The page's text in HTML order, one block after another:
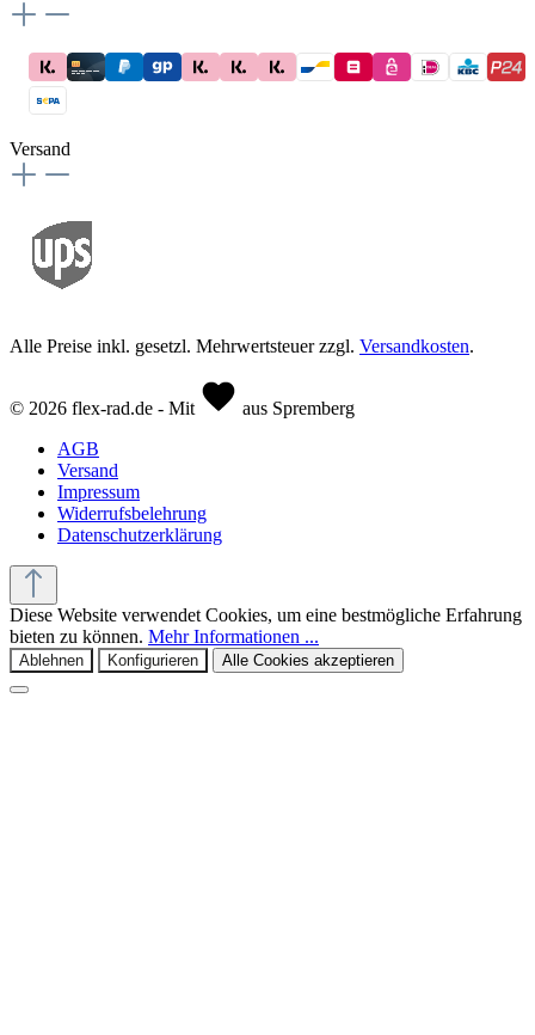
Versand
Alle Preise inkl. gesetzl. Mehrwertsteuer zzgl. Versandkosten.
© 2026 flex-rad.de - Mit
aus Spremberg
AGB
Versand
Impressum
Widerrufsbelehrung
Datenschutzerklärung
Diese Website verwendet Cookies, um eine bestmögliche Erfahrung
bieten zu können. Mehr Informationen ...
Ablehnen Konfigurieren Alle Cookies akzeptieren